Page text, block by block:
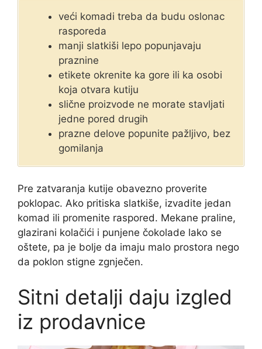
veći komadi treba da budu oslonac
rasporeda
manji slatkiši lepo popunjavaju
praznine
etikete okrenite ka gore ili ka osobi
koja otvara kutiju
slične proizvode ne morate stavljati
jedne pored drugih
prazne delove popunite pažljivo, bez
gomilanja
Pre zatvaranja kutije obavezno proverite
poklopac. Ako pritiska slatkiše, izvadite jedan
komad ili promenite raspored. Mekane praline,
glazirani kolačići i punjene čokolade lako se
oštete, pa je bolje da imaju malo prostora nego
da poklon stigne zgnječen.
Sitni detalji daju izgled
iz prodavnice